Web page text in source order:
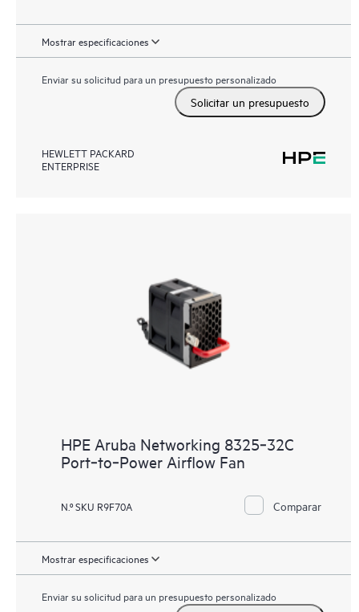
Mostrar especificaciones
Enviar su solicitud para un presupuesto personalizado
Solicitar un presupuesto
HEWLETT PACKARD
ENTERPRISE
HPE Aruba Networking 8325‑32C
Port‑to‑Power Airflow Fan
N.º SKU R9F70A Comparar
Mostrar especificaciones
Enviar su solicitud para un presupuesto personalizado